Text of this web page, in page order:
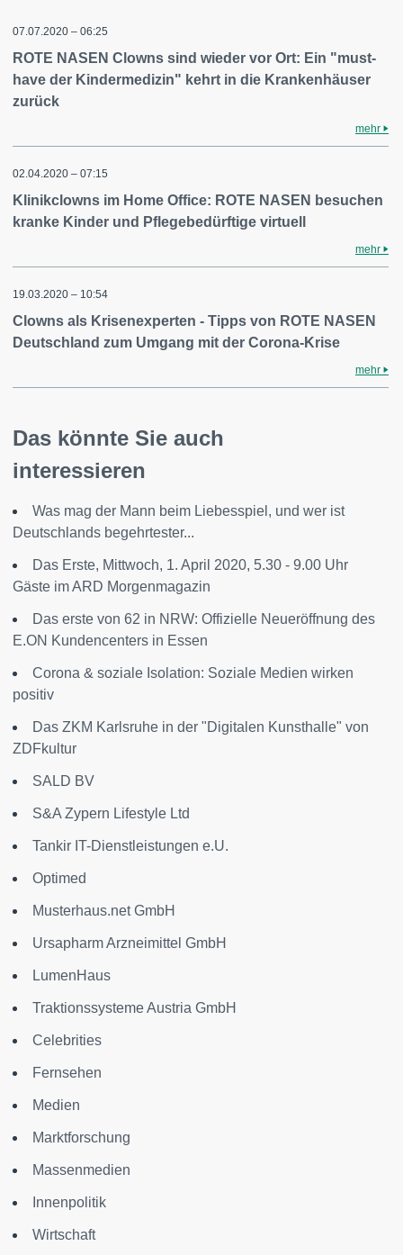
07.07.2020 – 06:25
ROTE NASEN Clowns sind wieder vor Ort: Ein "must-
have der Kindermedizin" kehrt in die Krankenhäuser
zurück
mehr
02.04.2020 – 07:15
Klinikclowns im Home Office: ROTE NASEN besuchen
kranke Kinder und Pflegebedürftige virtuell
mehr
19.03.2020 – 10:54
Clowns als Krisenexperten - Tipps von ROTE NASEN
Deutschland zum Umgang mit der Corona-Krise
mehr
Das könnte Sie auch
interessieren
Was mag der Mann beim Liebesspiel, und wer ist
Deutschlands begehrtester...
Das Erste, Mittwoch, 1. April 2020, 5.30 - 9.00 Uhr
Gäste im ARD Morgenmagazin
Das erste von 62 in NRW: Offizielle Neueröffnung des
E.ON Kundencenters in Essen
Corona & soziale Isolation: Soziale Medien wirken
positiv
Das ZKM Karlsruhe in der "Digitalen Kunsthalle" von
ZDFkultur
SALD BV
S&A Zypern Lifestyle Ltd
Tankir IT-Dienstleistungen e.U.
Optimed
Musterhaus.net GmbH
Ursapharm Arzneimittel GmbH
LumenHaus
Traktionssysteme Austria GmbH
Celebrities
Fernsehen
Medien
Marktforschung
Massenmedien
Innenpolitik
Wirtschaft